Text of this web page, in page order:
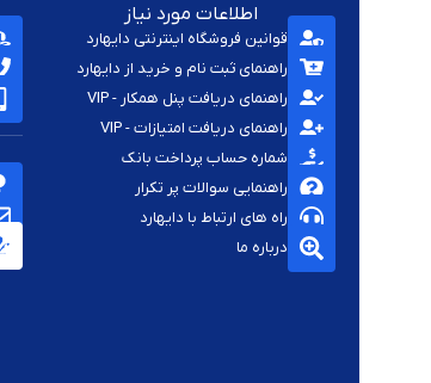
اطلاعات مورد نیاز
قوانین فروشگاه اینترنتی دایهارد
راهنمای ثبت نام و خرید از دایهارد
راهنمای دریافت پنل همکار - VIP
راهنمای دریافت امتیازات - VIP
شماره حساب پرداخت بانک
راهنمایی سوالات پر تکرار
راه های ارتباط با دایهارد
درباره ما